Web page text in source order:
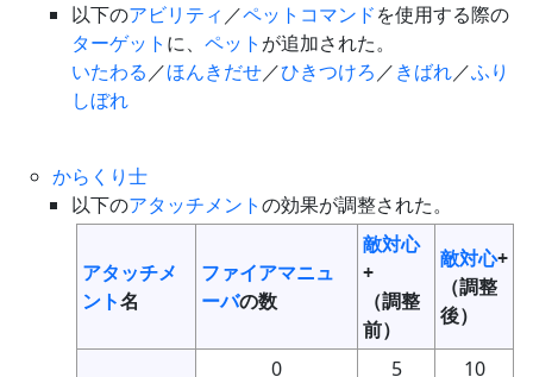
以下のアビリティ ／ペットコマンドを使用する際の
ターゲット に、 ペット が追加された。
いたわる ／ほんきだせ／ひきつけろ ／きばれ／ふり
しぼれ
からくり士
以下のアタッチメントの効果が調整された。
アタッチメ
ント名
ファイアマニュ
ーバの数
敵対心
+
（調整
前）
敵対心+
（調整
後）
0 5 10